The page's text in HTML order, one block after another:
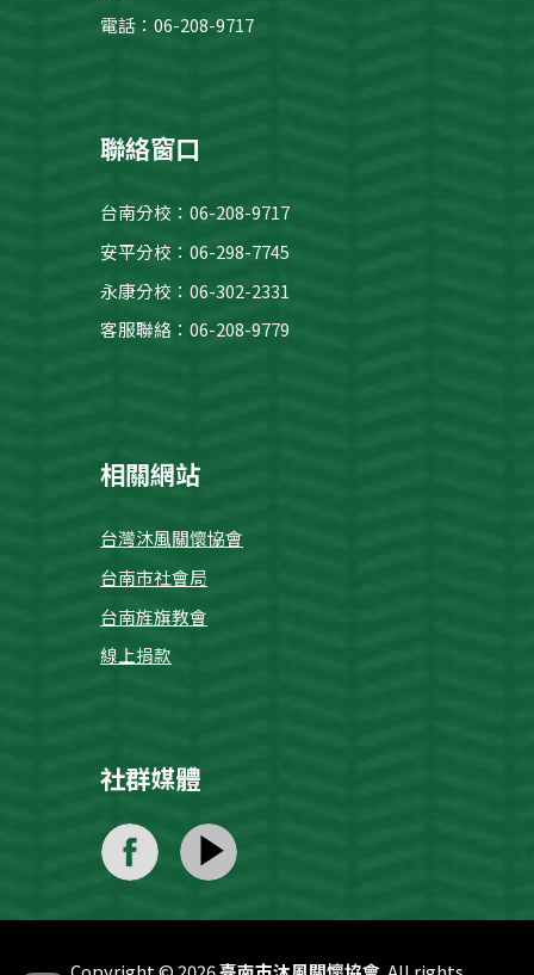
電話：06-208-9717
聯絡窗口
台南分校 ：06-208-9717
安平分校 ：06-298-7745
永康分校：06-302-2331
客服聯絡：06-208-9779
相關網站
台灣沐風關懷協會
台南市社會局
台南旌旗教會
線上捐款
社群媒體